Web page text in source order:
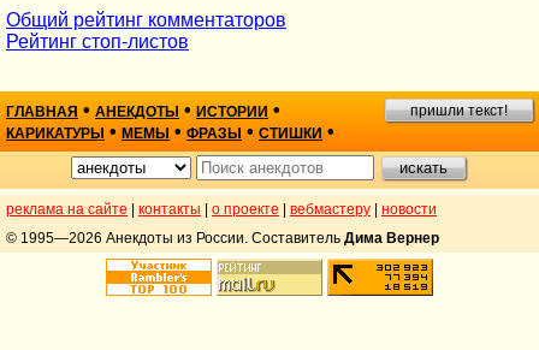
Общий рейтинг комментаторов
Рейтинг стоп-листов
ГЛАВНАЯ • АНЕКДОТЫ • ИСТОРИИ •
КАРИКАТУРЫ • МЕМЫ • ФРАЗЫ • СТИШКИ •
пришли текст!
реклама на сайте контакты о проекте вебмастеру
новости
© 1995—2026 Анекдоты из России. Составитель Дима Вернер